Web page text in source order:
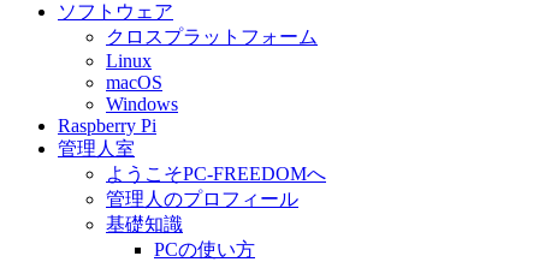
ソフトウェア
クロスプラットフォーム
Linux
macOS
Windows
Raspberry Pi
管理人室
ようこそPC-FREEDOMへ
管理人のプロフィール
基礎知識
PCの使い方